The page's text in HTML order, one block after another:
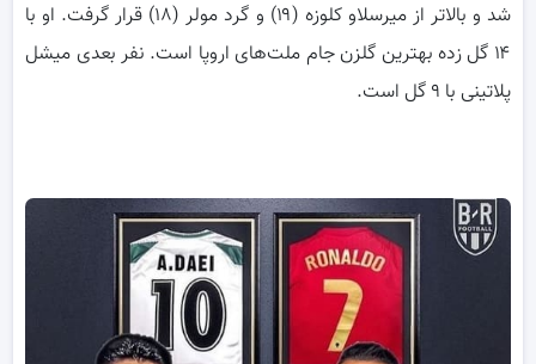
شد و بالاتر از میرسلاو کلوزه (۱۹) و گرد مولر (۱۸) قرار گرفت. او با
۱۴ گل زده بهترین گلزن جام ملت‌های اروپا است. نفر بعدی میشل
پلاتینی با ۹ گل است.